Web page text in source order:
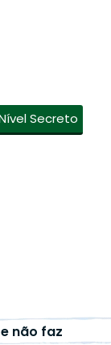
Secreto
não faz